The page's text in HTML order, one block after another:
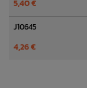
5,40 €
J10645
4,26 €